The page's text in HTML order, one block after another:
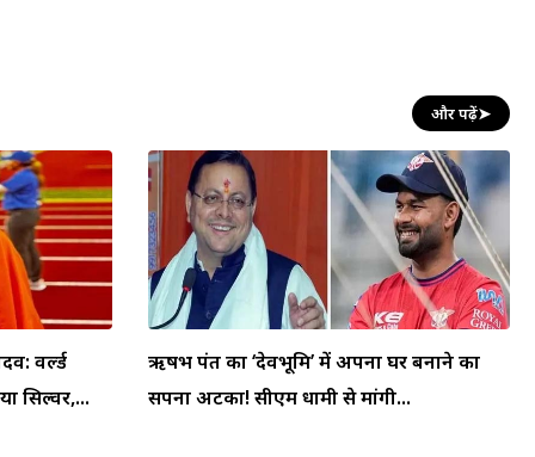
और पढ़ें➤
वर्ल्ड
सिल्वर,...
ऋषभ पंत का ‘देवभूमि’ में अपना घर बनाने का
सपना अटका! सीएम धामी से मांगी...